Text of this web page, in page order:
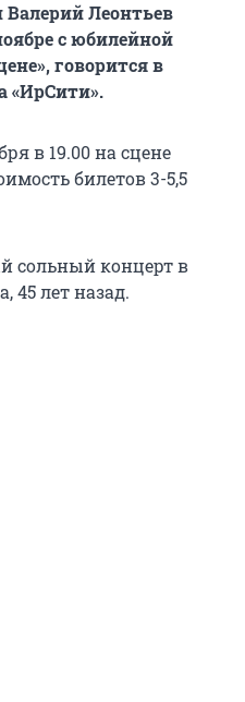
Леонтьев
с юбилейной
говорится в
«ИрСити».
в 19.00 на сцене
билетов 3-5,5
сольный концерт в
45 лет назад.